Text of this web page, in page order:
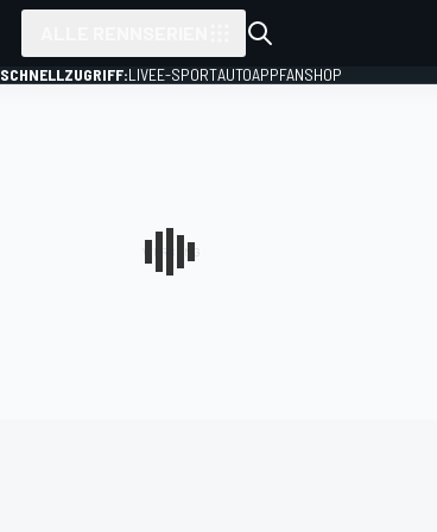
SCHNELLZUGRIFF:LIVEE-SPORTAUTOAPPFANSHOP